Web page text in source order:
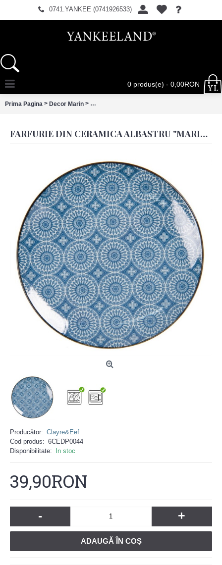
0741.YANKEE (0741926533)
0 produs(e) - 0,00RON
Prima Pagina > Decor Marin > Farfurie din ceramica albastru "Marine
FARFURIE DIN CERAMICA ALBASTRU "MARINE DREAM" Ø 21 CM
Producător: Clayre&Eef
Cod produs: 6CEDP0044
Disponibilitate:
In stoc
39,90RON
- +
ADAUGĂ ÎN COŞ